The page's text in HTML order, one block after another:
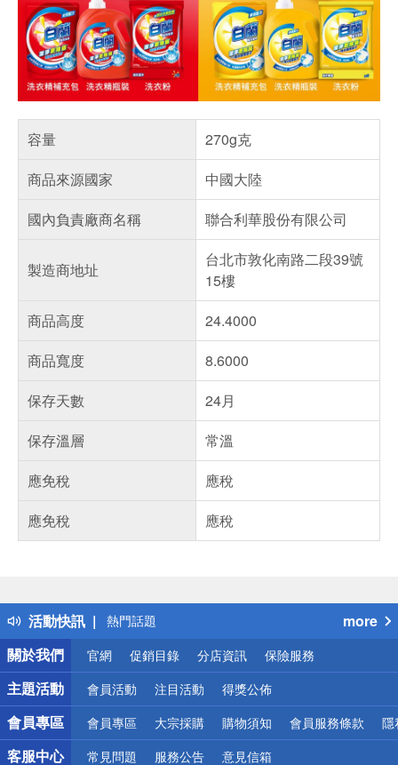
容量
270g克
商品來源國家
中國大陸
國內負責廠商名稱
聯合利華股份有限公司
製造商地址
台北市敦化南路二段39號
15樓
商品高度
24.4000
商品寬度
8.6000
保存天數
24月
保存溫層
常溫
應免稅
應稅
應免稅
應稅
活動快訊
得獎公告
熱門話題
銀行優惠
偏遠地區配送
詐騙網頁！請小心！
more
關於我們
官網 促銷目錄 分店資訊 保險服務
主題活動 會員活動 注目活動 得獎公佈
會員專區 會員專區 大宗採購 購物須知 會員服務條款 隱
客服中心 常見問題 服務公告 意見信箱